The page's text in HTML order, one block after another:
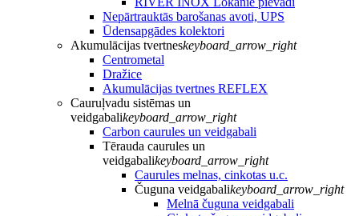
Nepārtrauktās barošanas avoti, UPS
Ūdensapgādes kolektori
Akumulācijas tvertneskeyboard_arrow_right
Centrometal
Dražice
Akumulācijas tvertnes REFLEX
Cauruļvadu sistēmas un
veidgabalikeyboard_arrow_right
Carbon caurules un veidgabali
Tērauda caurules un
veidgabalikeyboard_arrow_right
Caurules melnas, cinkotas u.c.
Čuguna veidgabalikeyboard_arrow_right
Melnā čuguna veidgabali